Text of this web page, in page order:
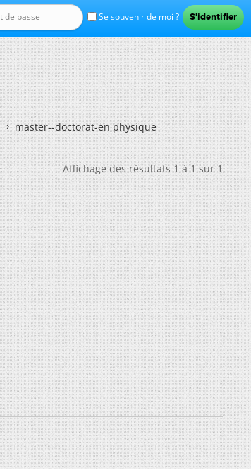
Se souvenir de moi ?
master--doctorat-en physique
Affichage des résultats 1 à 1 sur 1